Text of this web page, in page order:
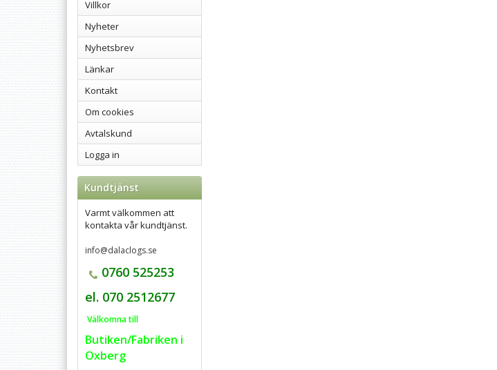
Villkor
Nyheter
Nyhetsbrev
Länkar
Kontakt
Om cookies
Avtalskund
Logga in
Kundtjänst
Varmt välkommen att
kontakta vår kundtjänst.
info@dalaclogs.se
0760 525253
el. 070 2512677
Välkomna till
Butiken/Fabriken i
Oxberg